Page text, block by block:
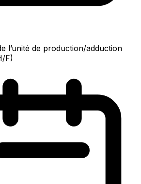
l’unité de production/adduction
F)